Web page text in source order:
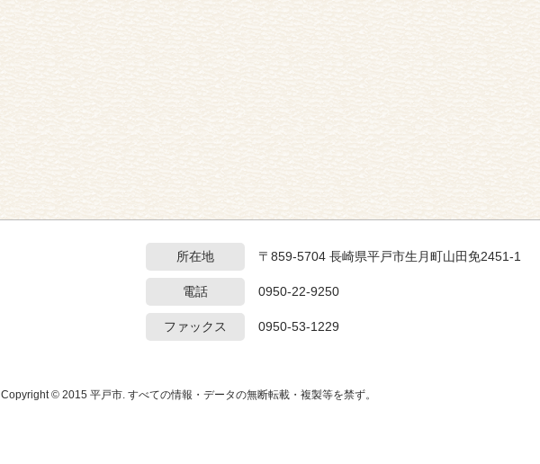
所在地 〒859-5704 長崎県平戸市生月町山田免2451-1
電話 0950-22-9250
ファックス 0950-53-1229
Copyright © 2015 平戸市. すべての情報・データの無断転載・複製等を禁ず。